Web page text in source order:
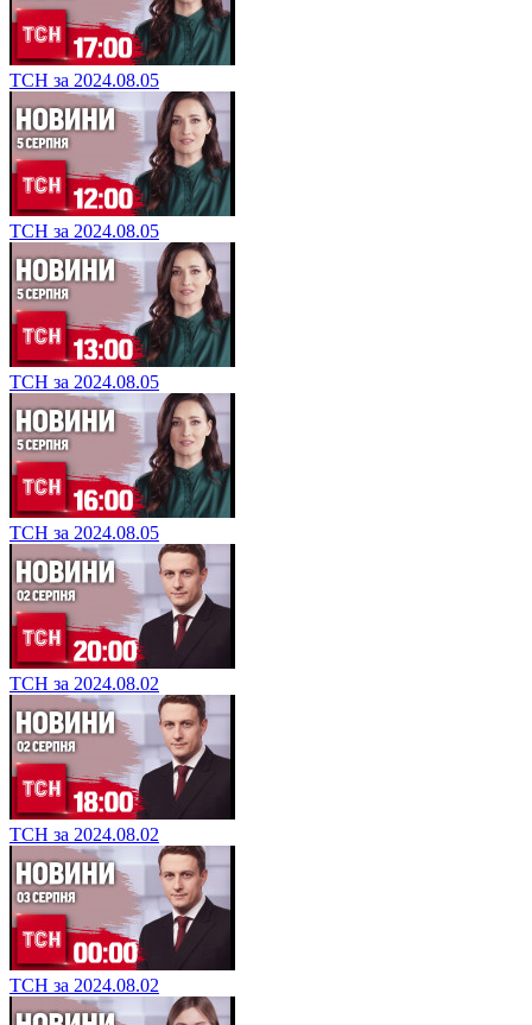
ТСН за 2024.08.05
ТСН за 2024.08.05
ТСН за 2024.08.05
ТСН за 2024.08.05
ТСН за 2024.08.02
ТСН за 2024.08.02
ТСН за 2024.08.02